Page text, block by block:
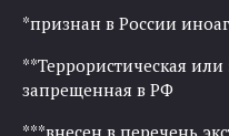
*признан в России
**Террористическая или
запрещенная в РФ